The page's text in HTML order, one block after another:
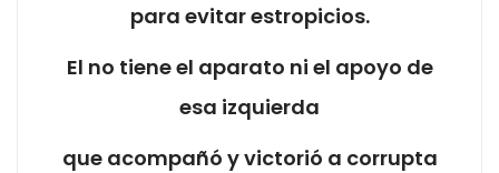
para evitar estropicios.
El no tiene el aparato ni el apoyo de
esa izquierda
que acompañó y victorió a corrupta